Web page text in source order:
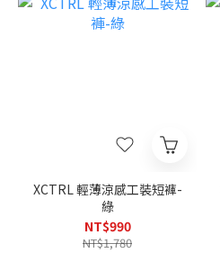
XCTRL 輕薄涼感工裝短褲-
綠
NT$990
NT$1,780